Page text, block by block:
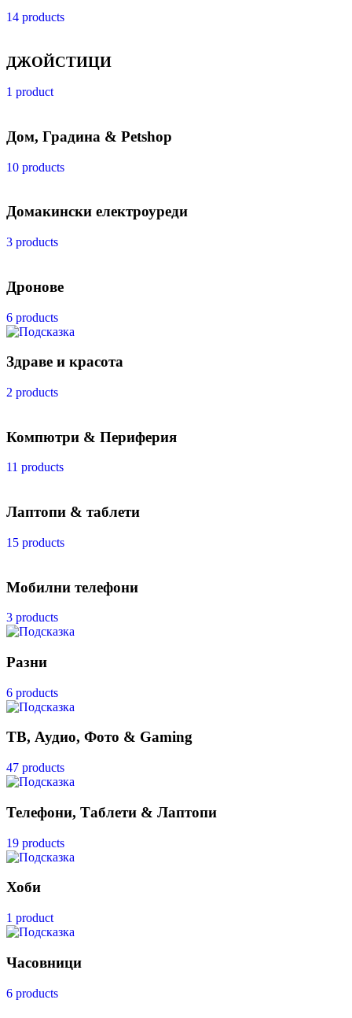
14 products
ДЖОЙСТИЦИ
1 product
Дом, Градина & Petshop
10 products
Домакински електроуреди
3 products
Дронове
6 products
Здраве и красота
2 products
Компютри & Периферия
11 products
Лаптопи & таблети
15 products
Мобилни телефони
3 products
Разни
6 products
ТВ, Аудио, Фото & Gaming
47 products
Телефони, Таблети & Лаптопи
19 products
Хоби
1 product
Часовници
6 products